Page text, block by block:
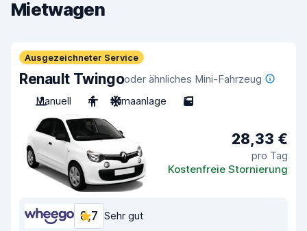
Mietwagen
Ausgezeichneter Service
Renault Twingooder ähnliches Mini-Fahrzeug
Manuell
4 Klimaanlage 5
28,33 €
pro Tag
Kostenfreie Stornierung
8,7 Sehr gut